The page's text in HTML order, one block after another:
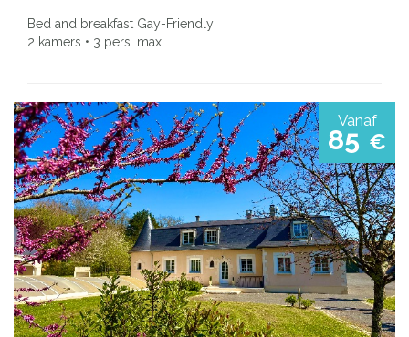
Bed and breakfast Gay-Friendly
2 kamers • 3 pers. max.
Vanaf
85 €